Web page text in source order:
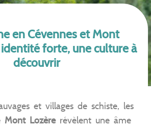
en Cévennes et Mont
forte, une culture à
découvrir
et villages de schiste, les
Mont Lozère révèlent une âme